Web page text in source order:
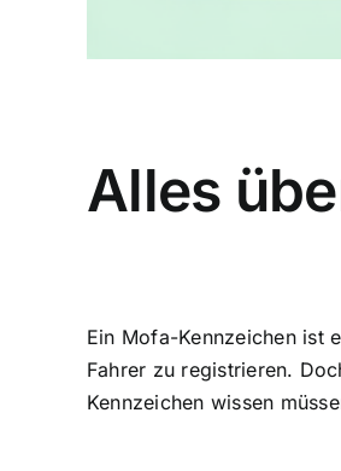
Alles
Ein Mofa-Kennzeichen ist
Fahrer zu registrieren.
Kennzeichen wissen